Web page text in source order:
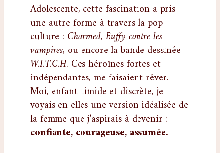
Adolescente, cette fascination a pris
une autre forme à travers la pop
culture : Charmed, Buffy contre les
vampires, ou encore la bande dessinée
W.I.T.C.H. Ces héroïnes fortes et
indépendantes, me faisaient rêver.
Moi, enfant timide et discrète, je
voyais en elles une version idéalisée de
la femme que j’aspirais à devenir :
confiante, courageuse, assumée.